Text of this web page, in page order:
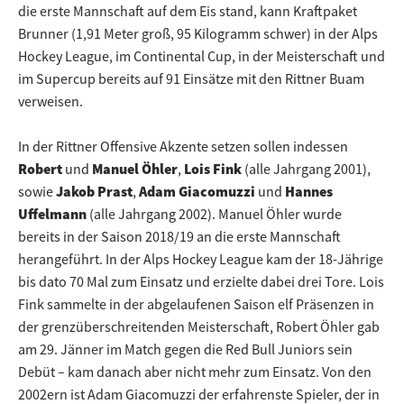
die erste Mannschaft auf dem Eis stand, kann Kraftpaket
Brunner (1,91 Meter groß, 95 Kilogramm schwer) in der Alps
Hockey League, im Continental Cup, in der Meisterschaft und
im Supercup bereits auf 91 Einsätze mit den Rittner Buam
verweisen.
In der Rittner Offensive Akzente setzen sollen indessen
Robert und Manuel Öhler, Lois Fink (alle Jahrgang 2001),
sowieJakob Prast, Adam Giacomuzzi und Hannes
Uffelmann (alle Jahrgang 2002). Manuel Öhler wurde
bereits in der Saison 2018/19 an die erste Mannschaft
herangeführt. In der Alps Hockey League kam der 18-Jährige
bis dato 70 Mal zum Einsatz und erzielte dabei drei Tore. Lois
Fink sammelte in der abgelaufenen Saison elf Präsenzen in
der grenzüberschreitenden Meisterschaft, Robert Öhler gab
am 29. Jänner im Match gegen die Red Bull Juniors sein
Debüt – kam danach aber nicht mehr zum Einsatz. Von den
2002ern ist Adam Giacomuzzi der erfahrenste Spieler, der in